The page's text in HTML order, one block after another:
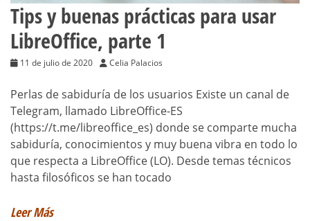
Tips y buenas prácticas para usar
LibreOffice, parte 1
11 de julio de 2020 Celia Palacios
Perlas de sabiduría de los usuarios Existe un canal de
Telegram, llamado LibreOffice-ES
(https://t.me/libreoffice_es) donde se comparte mucha
sabiduría, conocimientos y muy buena vibra en todo lo
que respecta a LibreOffice (LO). Desde temas técnicos
hasta filosóficos se han tocado
Leer Más